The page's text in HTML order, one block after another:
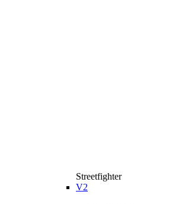
Streetfighter
V2